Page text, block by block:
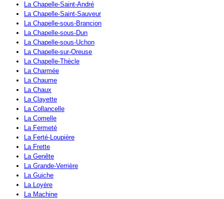
La Chapelle-Saint-André
La Chapelle-Saint-Sauveur
La Chapelle-sous-Brancion
La Chapelle-sous-Dun
La Chapelle-sous-Uchon
La Chapelle-sur-Oreuse
La Chapelle-Thècle
La Charmée
La Chaume
La Chaux
La Clayette
La Collancelle
La Comelle
La Fermeté
La Ferté-Loupière
La Frette
La Genête
La Grande-Verrière
La Guiche
La Loyère
La Machine